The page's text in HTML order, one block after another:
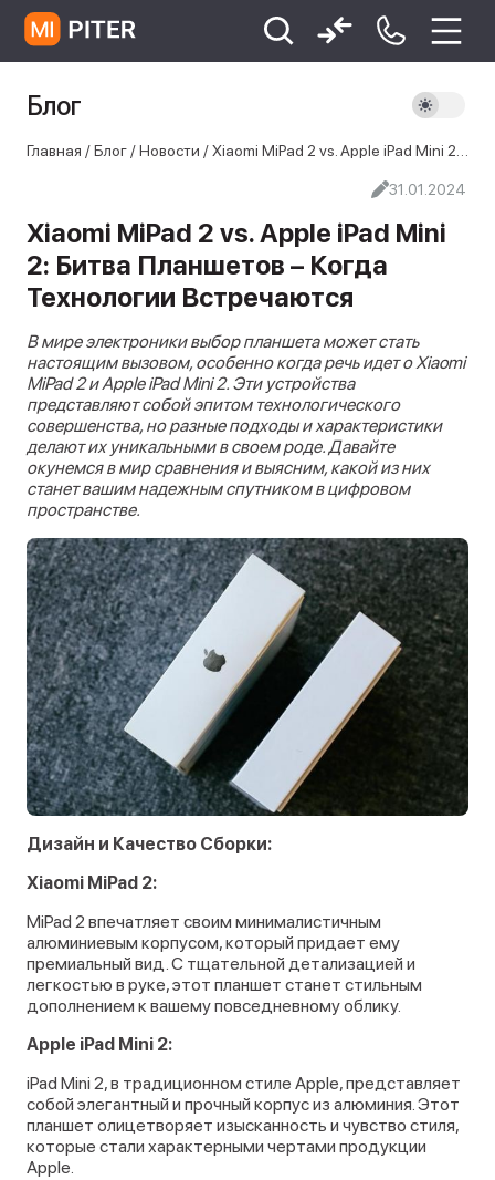
xiaomi
redmi 12c
Xiaomi 9 про
xiaomi redmi 12c
Блог
Главная /Блог /Новости /Xiaomi MiPad 2 vs. Apple iPad Mini 2: Битва Планшетов – Когда Технологии Встречаются
31.01.2024
Xiaomi MiPad 2 vs. Apple iPad Mini
2: Битва Планшетов – Когда
Технологии Встречаются
В мире электроники выбор планшета может стать
настоящим вызовом, особенно когда речь идет о Xiaomi
MiPad 2 и Apple iPad Mini 2. Эти устройства
представляют собой эпитом технологического
совершенства, но разные подходы и характеристики
делают их уникальными в своем роде. Давайте
окунемся в мир сравнения и выясним, какой из них
станет вашим надежным спутником в цифровом
пространстве.
Дизайн и Качество Сборки:
Xiaomi MiPad 2:
MiPad 2 впечатляет своим минималистичным
алюминиевым корпусом, который придает ему
премиальный вид. С тщательной детализацией и
легкостью в руке, этот планшет станет стильным
дополнением к вашему повседневному облику.
Apple iPad Mini 2:
iPad Mini 2, в традиционном стиле Apple, представляет
собой элегантный и прочный корпус из алюминия. Этот
планшет олицетворяет изысканность и чувство стиля,
которые стали характерными чертами продукции
Apple.